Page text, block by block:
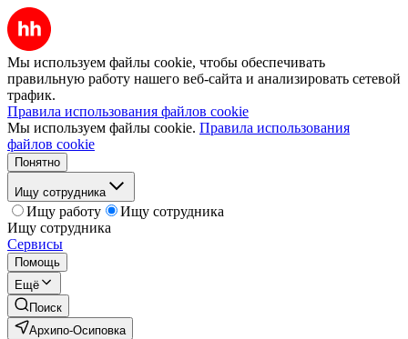
Мы используем файлы cookie, чтобы обеспечивать
правильную работу нашего веб-сайта и анализировать сетевой
трафик.
Правила использования файлов cookie
Мы используем файлы cookie. Правила использования
файлов cookie
Понятно
Ищу сотрудника
Ищу работу
Ищу сотрудника
Ищу сотрудника
Сервисы
Помощь
Ещё
Поиск
Архипо-Осиповка